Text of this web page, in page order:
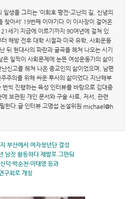
생을 그리는 ‘이희호 평전-고난의 길, 신념의
찾아서’ 19번째 이야기다.이 이사장이 걸어온
세기 지금에 이르기까지 90여년에 걸쳐 있
해방 전후 대학 시절과 미국 유학, 사회운동
뒤 현대사의 파란과 굴곡을 헤쳐 나오는 시기
일찍이 사회문제에 눈뜬 여성운동가의 삶이
신고를 헤쳐 나온 종교인의 삶이었으며, 남편
주의를 위해 싸운 투사의 삶이었다.지난해부
씩 진행하는 육성 인터뷰를 바탕으로 김대중
보관된 개인 문서와 구술 사료, 저서, 관련
한다.글·인터뷰 고명섭 논설위원 michael@h
부산에서 여자청년단 결성
남짓 활동하다 제발로 그만둬
덕·박순천·이태영 등과
구회로 개칭